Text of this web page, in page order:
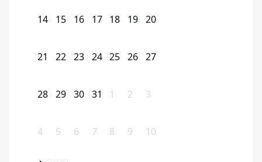
14 15 16 17 18 19 20
21 22 23 24 25 26 27
28 29 30 31 1 2 3
4 5 6 7 8 9 10